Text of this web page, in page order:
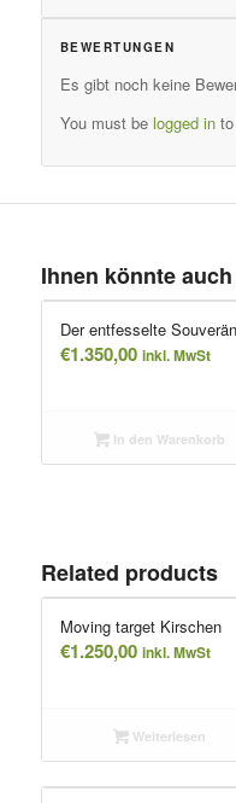
BEWERTUNGEN
Es gibt noch keine
You must be logged into
Ihnen könnte
Der entfesselte
€1.350,00 inkl. MwSt
In den Warenkorb
Related products
Moving target Kirschen
€1.250,00 inkl. MwSt
Weiterlesen